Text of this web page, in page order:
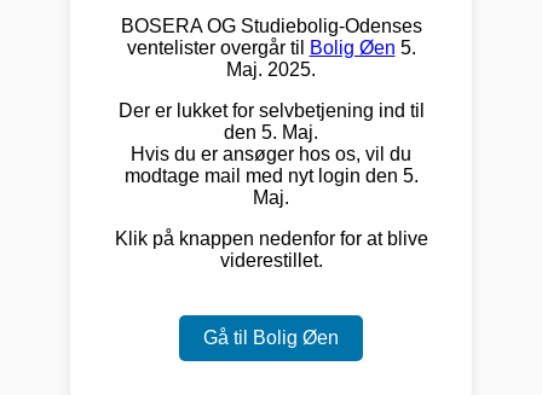
BOSERA OG Studiebolig-Odenses
ventelister overgår til
Bolig Øen 5.
Maj. 2025.
Der er lukket for selvbetjening ind til
den 5. Maj.
Hvis du er ansøger hos os, vil du
modtage mail med nyt login den 5.
Maj.
Klik på knappen nedenfor for at blive
viderestillet.
Gå til Bolig Øen